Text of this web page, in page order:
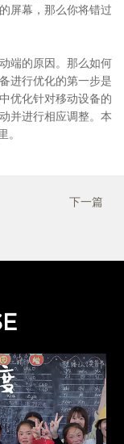
屏幕，那么你将错过
端的原因。那么如何
进行优化的第一步是
优化针对移动设备的
并进行相应调整。本
。
下一篇